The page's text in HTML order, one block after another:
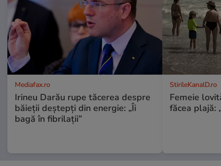
Mediafax.ro
Irineu Darău rupe tăcerea despre
băieții deștepți din energie: „Îi
bagă în fibrilații”
StirileKanalD.ro
Femeie
făcea plajă: